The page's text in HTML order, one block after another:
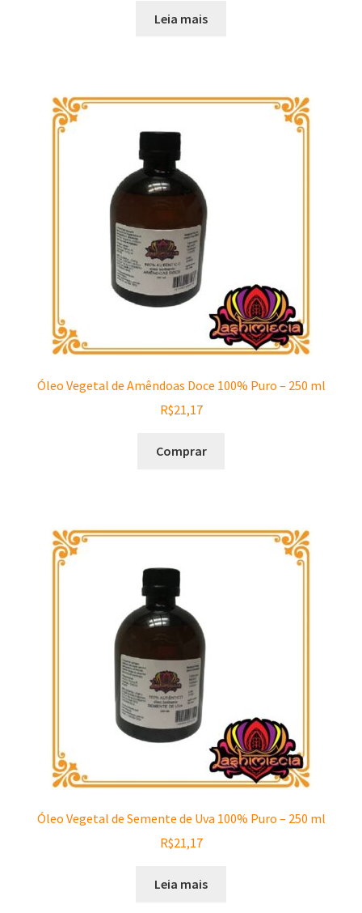
Leia mais
Óleo Vegetal de Amêndoas Doce 100% Puro – 250 ml
R$21,17
Comprar
Óleo Vegetal de Semente de Uva 100% Puro – 250 ml
R$21,17
Leia mais